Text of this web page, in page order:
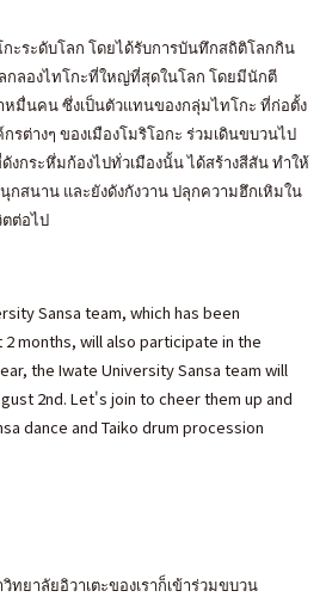
ะระดับโลก โดยได้รับการบันทึกสถิติโลกกิน
ลกลองไทโกะที่ใหญ่ที่สุดในโลก โดยมีนักตี
หมื่นคน ซึ่งเป็นตัวแทนของกลุ่มไทโกะ ที่ก่อตั้ง
รต่างๆ ของเมืองโมริโอกะ ร่วมเดินขบวนไป
งกระหึ่มก้องไปทั่วเมืองนั้น ได้สร้างสีสัน ทำให้
กสนาน และยังดังกังวาน ปลุกความฮึกเหิมใน
ต่อไป
Sansa team, which has been
months, will also participate in the
the Iwate University Sansa team will
2nd. Let's join to cheer them up and
dance and Taiko drum procession
ยาลัยอิวาเตะของเราก็เข้าร่วมขบวน